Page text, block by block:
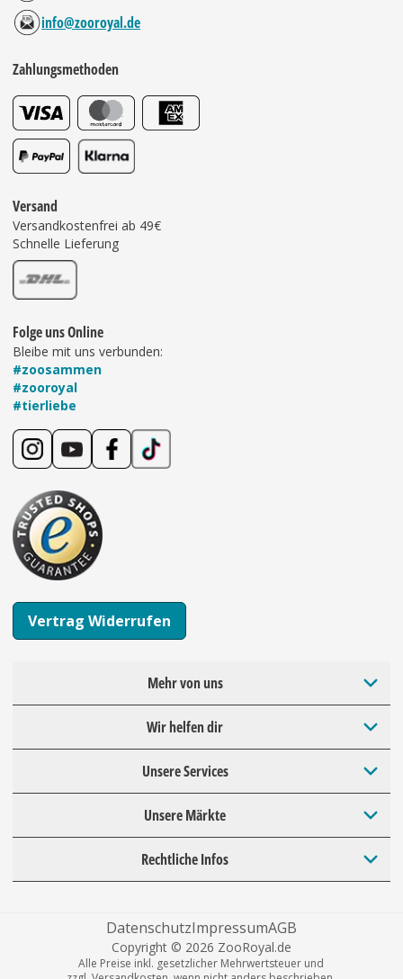
info@zooroyal.de
Zahlungsmethoden
Versand
Versandkostenfrei ab 49€
Schnelle Lieferung
Folge uns Online
Bleibe mit uns verbunden:
#zoosammen
#zooroyal
#tierliebe
Vertrag Widerrufen
Mehr von uns
Wir helfen dir
Unsere Services
Unsere Märkte
Rechtliche Infos
DatenschutzImpressumAGB
Copyright © 2026 ZooRoyal.de
Alle Preise inkl. gesetzlicher Mehrwertsteuer und